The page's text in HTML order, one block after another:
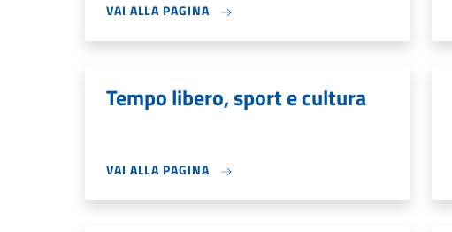
VAI ALLA PAGINA
Tempo libero, sport e cultura
VAI ALLA PAGINA